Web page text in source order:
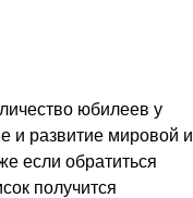
юбилеев у
и развитие мировой и
если обратиться
получится